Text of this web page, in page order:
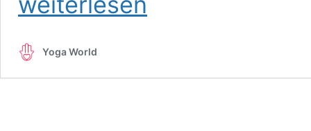
Yoga World